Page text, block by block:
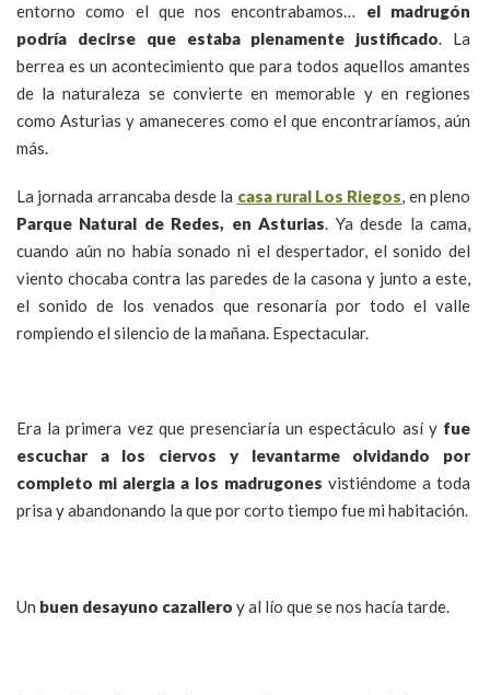
entorno como el que nos encontrabamos… el madrugón
podría decirse que estaba plenamente justificado. La
berrea es un acontecimiento que para todos aquellos amantes
de la naturaleza se convierte en memorable y en regiones
como Asturias y amaneceres como el que encontraríamos, aún
más.
La jornada arrancaba desde la casa rural Los Riegos, en pleno
Parque Natural de Redes, en Asturias. Ya desde la cama,
cuando aún no había sonado ni el despertador, el sonido del
viento chocaba contra las paredes de la casona y junto a este,
el sonido de los venados que resonaría por todo el valle
rompiendo el silencio de la mañana. Espectacular.
Era la primera vez que presenciaría un espectáculo así y fue
escuchar a los ciervos y levantarme olvidando por
completo mi alergia a los madrugones vistiéndome a toda
prisa y abandonando la que por corto tiempo fue mi habitación.
Un buen desayuno cazallero y al lío que se nos hacía tarde.